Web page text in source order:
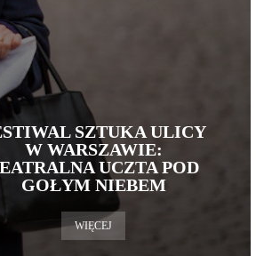
SZTUKA ULICY
W WARSZAWIE:
UCZTA POD
GOŁYM NIEBEM
WIĘCEJ